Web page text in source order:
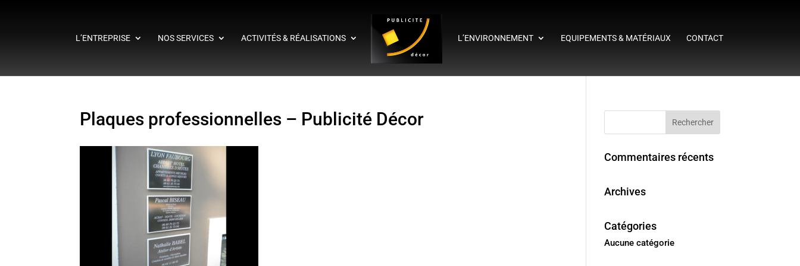
L’ENTREPRISE NOS SERVICES ACTIVITÉS & RÉALISATIONS L’ENVIRONNEMENT EQUIPEMENTS & MATÉRIAUX CONTACT
Plaques professionnelles – Publicité Décor
Commentaires récents
Archives
Catégories
Aucune catégorie